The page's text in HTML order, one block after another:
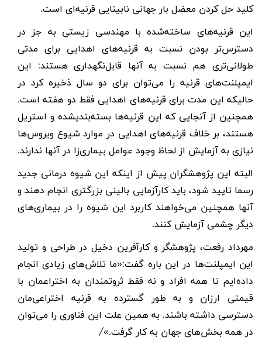
کلید حل کردن معضل بار جهانی نابینایی قرنیه‌ا‌ی است.
این قرنیه‌های ساخته‌شده با مهندسی زیستی به جز در
دسترس‌تر بودن نسبت به قرنیه‌های اهدایی برای مدتی
طولانی‌تری هم نسبت به آنها قابل‌نگهداری هستند: این
ایمپلنت‌های قرنیه را می‌توان برای دو سال ذخیره کرد در
حالیکه این مدت برای قرنیه‌های اهدایی فقط دو هفته است.
همچنین از آنجایی که این قرنیه‌ها بسته‌بندیشده و استریل
هستند، بر خلاف قرنیه‌های اهدایی در موارد شیوع ویروس‌ها
نیازی به آزمایش از لحاظ وجود عوامل بیماری‌زا در آنها ندارند.
البته این پژوهشگران پیش از اینکه این شیوه درمانی جدید
رسما تایید شود، باید کارآزمایی بالینی بزرگتری انجام دهند و
آنها همچنین می‌خواهند کاربرد این شیوه را در بیماری‌های
دیگر چشمی آزمایش کنند.
مهرداد رفعت، پژوهشگر و کارآفرین دخیل در طراحی و تولید
این ایمپلنت‌ها در این باره گفت:‌«ما تلاش‌های زیادی انجام
داده‌ایم تا همه افراد و نه فقط ثروتمندان به اختراعمان با
قیمتی ارزان و به طور گسترده به قرنیه اختراعی‌مان
دسترسی داشته باشند. به همین علت این فناوری را می‌توان
در همه بخش‌های جهان به کار گرفت.»‍/